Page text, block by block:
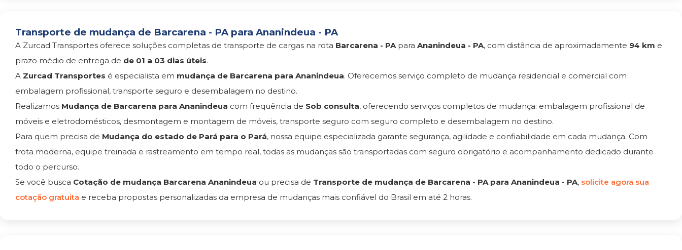
Transporte de mudança de Barcarena - PA para Ananindeua - PA
A Zurcad Transportes oferece soluções completas de transporte de cargas na rota Barcarena - PApara Ananindeua - PA, com distância de aproximadamente 94 km e
prazo médio de entrega de de 01 a 03 dias úteis.
A Zurcad Transportes é especialista em mudança de Barcarena para Ananindeua. Oferecemos serviço completo de mudança residencial e comercial com
embalagem profissional, transporte seguro e desembalagem no destino.
Realizamos Mudança de Barcarena para Ananindeua com frequência de Sob consulta, oferecendo serviços completos de mudança: embalagem profissional de
móveis e eletrodomésticos, desmontagem e montagem de móveis, transporte seguro com seguro completo e desembalagem no destino.
Para quem precisa de Mudança do estado de Pará para o Pará, nossa equipe especializada garante segurança, agilidade e confiabilidade em cada mudança. Com
frota moderna, equipe treinada e rastreamento em tempo real, todas as mudanças são transportadas com seguro obrigatório e acompanhamento dedicado durante
todo o percurso.
Se você busca Cotação de mudança Barcarena Ananindeua ou precisa de Transporte de mudança de Barcarena - PA para Ananindeua - PA, solicite agora sua
cotação gratuita e receba propostas personalizadas da empresa de mudanças mais confiável do Brasil em até 2 horas.